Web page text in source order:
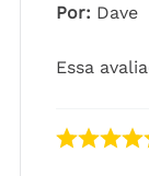
Por: Dave
Essa